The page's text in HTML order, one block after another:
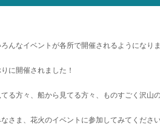
んなイベントが各所で開催されるようになりま
に開催されました！
る方々、船から見てる方々、ものすごく沢山
さま、花火のイベントに参加してみてください